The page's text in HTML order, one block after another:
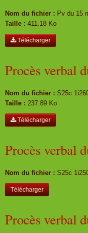
Nom du fichier : Pv du 15
Taille : 411.18 Ko
Télécharger
Procès verbal
Nom du fichier : S25c
Taille : 237.89 Ko
Télécharger
Procès verbal
Nom du fichier : S25c
Télécharger
Procès verbal